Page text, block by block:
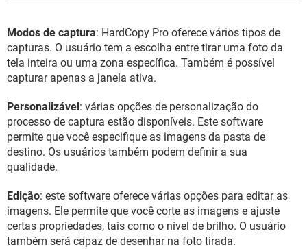
Modos de captura: HardCopy Pro oferece vários tipos de
capturas. O usuário tem a escolha entre tirar uma foto da
tela inteira ou uma zona específica. Também é possível
capturar apenas a janela ativa.
Personalizável: várias opções de personalização do
processo de captura estão disponíveis. Este software
permite que você especifique as imagens da pasta de
destino. Os usuários também podem definir a sua
qualidade.
Edição: este software oferece várias opções para editar as
imagens. Ele permite que você corte as imagens e ajuste
certas propriedades, tais como o nível de brilho. O usuário
também será capaz de desenhar na foto tirada.